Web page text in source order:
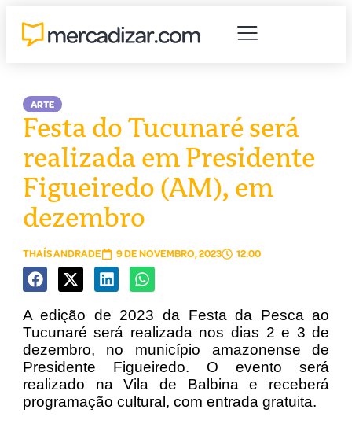
ARTE
Festa do Tucunaré será
realizada em Presidente
Figueiredo (AM), em
dezembro
THAÍS ANDRADE 9 DE NOVEMBRO, 2023 12:00
A edição de 2023 da Festa da Pesca ao
Tucunaré será realizada nos dias 2 e 3 de
dezembro, no município amazonense de
Presidente Figueiredo. O evento será
realizado na Vila de Balbina e receberá
programação cultural, com entrada gratuita.